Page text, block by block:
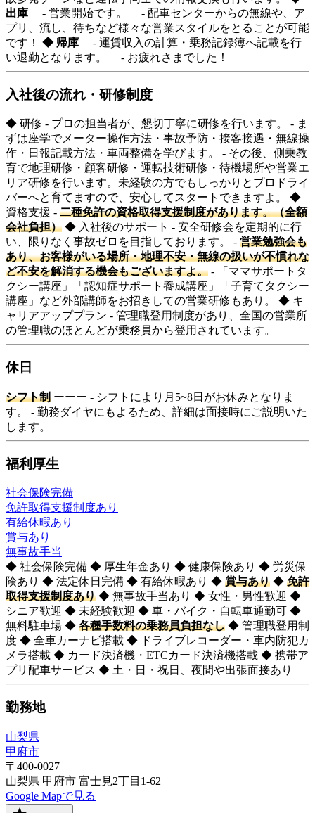
出庫 - 営業開始です。 - 配車センターからの無線や、ア
プリ、流し、待ちなど様々な営業スタイルをとることが可能
です！ ◆ 帰庫 - 運賃収入の計算・乗務記録簿へ記載を行
い退勤となります。 - お疲れさまでした！
入社後の流れ・研修制度
◆ 研修 - プロの担当者が、懇切丁寧に研修を行います。 - ま
ずは座学でメーター操作方法・事故予防・接客接遇・無線操
作・日報記載方法・車両整備を学びます。 - その後、側乗教
育で地理研修・顧客研修・運転技術研修・待機場所や営業エ
リア研修を行います。未経験の方でもしっかりとプロドライ
バーへと育てますので、安心してスタートできますよ。 ◆
資格支援 - 二種免許の資格取得支援制度があります。（全額
会社負担） ◆ 入社後のサポート - 安全研修会を定期的に行
い、限りなく事故ゼロを目指しております。 - 営業勉強会も
あり、お客様がいる場所・地理不安・無線の扱いが不慣れな
ど不安を解消する機会もございますよ。 - 「ママサポートタ
クシー講座」「認知症サポート養成講座」「子育てタクシー
講座」など外部講師をお招きしての営業研修もあり。 ◆ キ
ャリアアッププラン - 管理職登用制度があり、全国の営業所
の管理職のほとんどが乗務員から登用されています。
休日
シフト制 ーーー - シフトにより月5~8日がお休みとなりま
す。 - 勤務ダイヤにもよるため、詳細は面接時にご説明いた
します。
福利厚生
社会保険完備
免許取得支援制度あり
有給休暇あり
賞与あり
無事故手当
◆ 社会保険完備 ◆ 厚生年金あり ◆ 健康保険あり ◆ 労災保
険あり ◆ 法定休日完備 ◆ 有給休暇あり ◆ 賞与あり ◆ 免許
取得支援制度あり ◆ 無事故手当あり ◆ 女性・男性歓迎 ◆
シニア歓迎 ◆ 未経験歓迎 ◆ 車・バイク・自転車通勤可 ◆
無料駐車場 ◆ 各種手数料の乗務員負担なし ◆ 管理職登用制
度 ◆ 全車カーナビ搭載 ◆ ドライブレコーダー・車内防犯カ
メラ搭載 ◆ カード決済機・ETCカード決済機搭載 ◆ 携帯ア
プリ配車サービス ◆ 土・日・祝日、夜間や出張面接あり
勤務地
山梨県
甲府市
〒400-0027
山梨県 甲府市 富士見2丁目1-62
Google Mapで見る